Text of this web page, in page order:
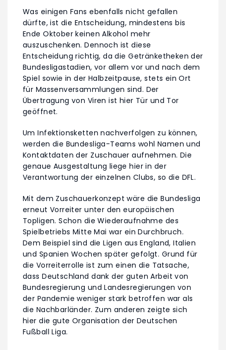
Was einigen Fans ebenfalls nicht gefallen
dürfte, ist die Entscheidung, mindestens bis
Ende Oktober keinen Alkohol mehr
auszuschenken. Dennoch ist diese
Entscheidung richtig, da die Getränketheken der
Bundesligastadien, vor allem vor und nach dem
Spiel sowie in der Halbzeitpause, stets ein Ort
für Massenversammlungen sind. Der
Übertragung von Viren ist hier Tür und Tor
geöffnet.
Um Infektionsketten nachverfolgen zu können,
werden die Bundesliga-Teams wohl Namen und
Kontaktdaten der Zuschauer aufnehmen. Die
genaue Ausgestaltung liege hier in der
Verantwortung der einzelnen Clubs, so die DFL.
Mit dem Zuschauerkonzept wäre die Bundesliga
erneut Vorreiter unter den europäischen
Topligen. Schon die Wiederaufnahme des
Spielbetriebs Mitte Mai war ein Durchbruch.
Dem Beispiel sind die Ligen aus England, Italien
und Spanien Wochen später gefolgt. Grund für
die Vorreiterrolle ist zum einen die Tatsache,
dass Deutschland dank der guten Arbeit von
Bundesregierung und Landesregierungen von
der Pandemie weniger stark betroffen war als
die Nachbarländer. Zum anderen zeigte sich
hier die gute Organisation der Deutschen
Fußball Liga.